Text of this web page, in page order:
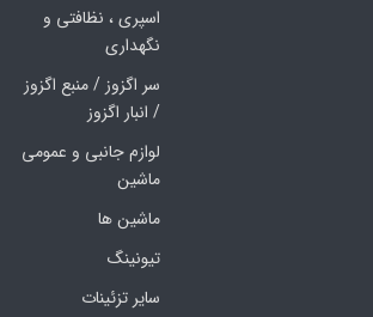
اسپری ، نظافتی و
نگهداری
سر اگزوز / منبع اگزوز
/ انبار اگزوز
لوازم جانبی و عمومی
ماشین
ماشین ها
تیونینگ
سایر تزئینات